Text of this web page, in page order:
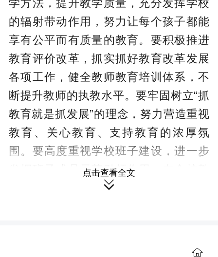
学方法，提升教学质量，充分发挥学校
的辐射带动作用，努力让每个孩子都能
享有公平而有质量的教育。要积极推进
教育评价改革，抓实抓好教育改革发展
各项工作，健全教师教育培训体系，不
断提升教师的执教水平。要牢固树立“抓
教育就是抓发展”的理念，努力营造重视
教育、关心教育、支持教育的浓厚氛
围。要高度重视学校班子建设，进一步
发挥班子成员示范引领作用，在全校教
师中形成人人有责、个个担当的干事创
互通、永零高速零陵西和永州西互通、
点击查看全文
